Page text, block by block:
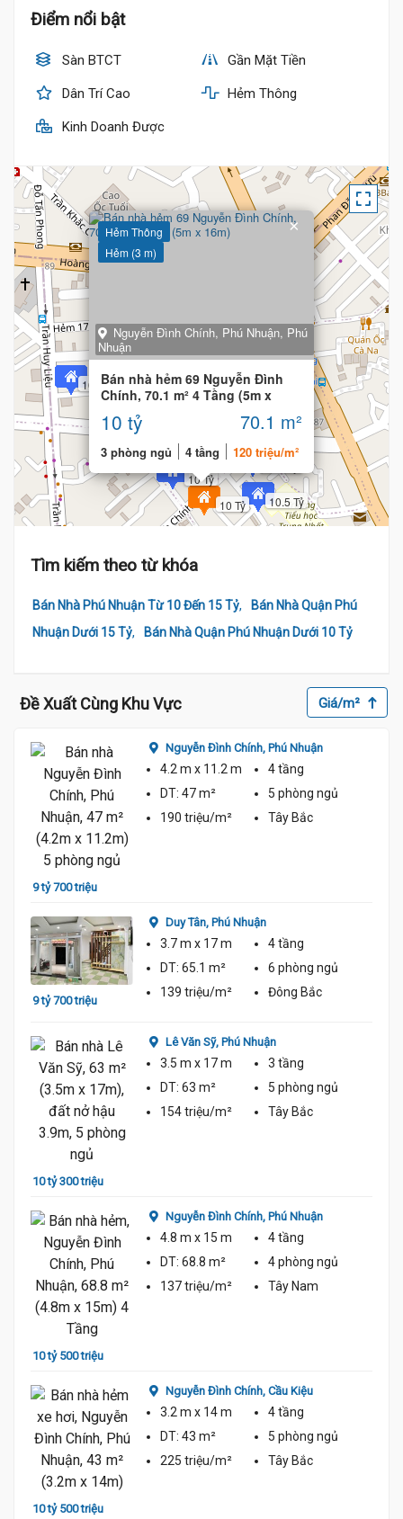
Điểm nổi bật
Sàn BTCT Gần Mặt Tiền
Dân Trí Cao Hẻm Thông
Kinh Doanh Được
10 Tỷ
10 Tỷ
10.3 Tỷ
10.4 Tỷ
10.5 Tỷ
Hẻm Thông
Hẻm (3 m)
Nguyễn Đình Chính, Phú Nhuận, Phú
Nhuận
Bán nhà hẻm 69 Nguyễn Đình
Chính, 70.1 m² 4 Tầng (5m x
10 tỷ 70.1 m²
3 phòng ngủ 4 tầng 120 triệu/m²
×
Tìm kiếm theo từ khóa
Bán Nhà Phú Nhuận Từ 10 Đến 15 Tỷ,
Bán Nhà Quận Phú
Nhuận Dưới 15 Tỷ, Bán Nhà Quận Phú Nhuận Dưới 10 Tỷ
Đề Xuất Cùng Khu Vực Giá/m²
9 tỷ 700 triệu
Nguyễn Đình Chính, Phú Nhuận
4.2 m x 11.2 m
4 tầng
DT: 47 m² 5 phòng ngủ
190 triệu/m²
Tây Bắc
9 tỷ 700 triệu
Duy Tân, Phú Nhuận
3.7 m x 17 m
4 tầng
DT: 65.1 m² 6 phòng ngủ
139 triệu/m²
Đông Bắc
10 tỷ 300 triệu
Lê Văn Sỹ, Phú Nhuận
3.5 m x 17 m
3 tầng
DT: 63 m² 5 phòng ngủ
154 triệu/m²
Tây Bắc
10 tỷ 500 triệu
Nguyễn Đình Chính, Phú Nhuận
4.8 m x 15 m
4 tầng
DT: 68.8 m² 4 phòng ngủ
137 triệu/m²
Tây Nam
10 tỷ 500 triệu
Nguyễn Đình Chính, Cầu Kiệu
3.2 m x 14 m
4 tầng
DT: 43 m² 5 phòng ngủ
225 triệu/m²
Tây Bắc